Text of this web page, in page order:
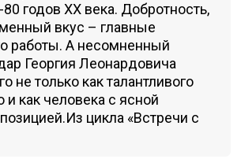
годов ХХ века. Добротность,
вкус – главные
работы. А несомненный
Георгия Леонардовича
не только как талантливого
и как человека с ясной
цикла «Встречи с